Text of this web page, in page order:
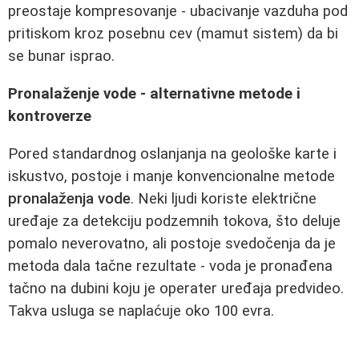
preostaje kompresovanje - ubacivanje vazduha pod
pritiskom kroz posebnu cev (mamut sistem) da bi
se bunar isprao.
Pronalaženje vode - alternativne metode i
kontroverze
Pored standardnog oslanjanja na geološke karte i
iskustvo, postoje i manje konvencionalne metode
pronalaženja vode. Neki ljudi koriste električne
uređaje za detekciju podzemnih tokova, što deluje
pomalo neverovatno, ali postoje svedočenja da je
metoda dala tačne rezultate - voda je pronađena
tačno na dubini koju je operater uređaja predvideo.
Takva usluga se naplaćuje oko 100 evra.